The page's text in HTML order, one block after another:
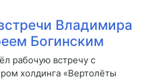
Владимира
Богинским
рабочую встречу с
холдинга «Вертолёты